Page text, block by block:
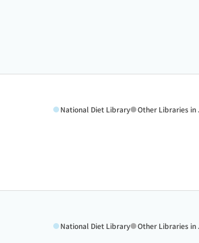
National Diet Library Other Libraries in
National Diet Library Other Libraries in